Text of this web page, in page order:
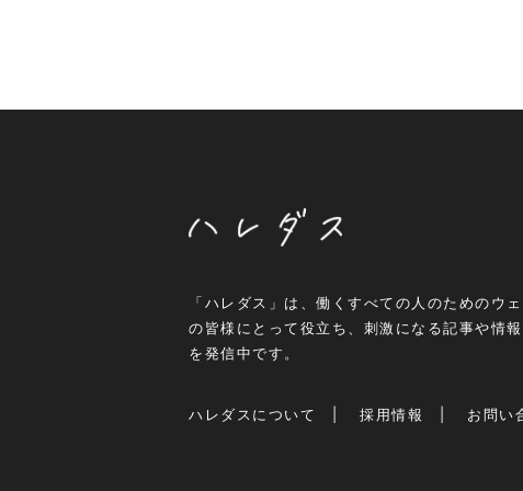
「ハレダス」は、働くすべての人のためのウ
の皆様にとって役立ち、刺激になる記事や情
を発信中です。
ハレダスについて 採用情報 お問い